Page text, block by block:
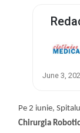
June 3,
Pe 2 iunie,
Chirurgia